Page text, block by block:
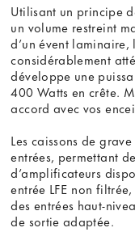
Utilisant un principe
un volume restreint
d’un évent laminaire,
considérablement
développe une
400 Watts en crête.
accord avec vos
Les caissons de
entrées, permettant
d’amplificateurs
entrée LFE non
des entrées haut-
de sortie adaptée.